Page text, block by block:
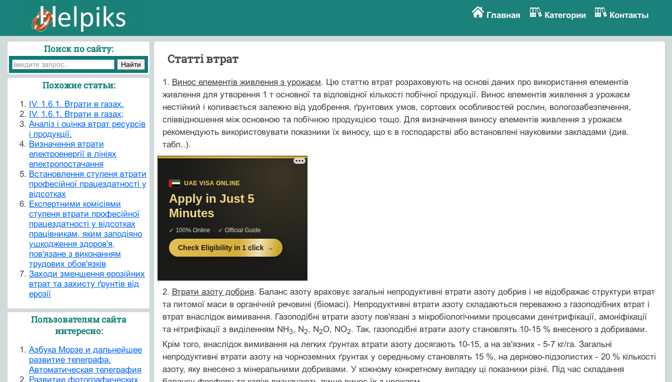
Главная Категории Контакты
Статті втрат
1. Винос елементів живлення з урожаєм. Цю статтю втрат розраховують на основі даних про використання елементів
живлення для утворення 1 т основної та відповідної кількості побічної продукції. Винос елементів живлення з урожаєм
нестійкий і коливається залежно від удобрення, ґрунтових умов, сортових особливостей рослин, вологозабезпечення,
співвідношення між основною та побічною продукцією тощо. Для визначення виносу елементів живлення з урожаєм
рекомендують використовувати показники їх виносу, що є в господарстві або встановлені науковими закладами (див.
табл..).
2. Втрати азоту добрив. Баланс азоту враховує загальні непродуктивні втрати азоту добрив і не відображає структури втрат
та питомої маси в органічній речовині (біомасі). Непродуктивні втрати азоту складаються переважно з газоподібних втрат і
втрат внаслідок вимивання. Газоподібні втрати азоту пов'язані з мікробіологічними процесами денітрифікації, амоніфікації
та нітрифікації з виділенням NН3, N2, N2О, NО2. Так, газоподібні втрати азоту становлять 10-15 % внесеного з добривами.
Крім того, внаслідок вимивання на легких ґрунтах втрати азоту досягають 10-15, а на зв'язних - 5-7 кг/га. Загальні
непродуктивні втрати азоту на чорноземних ґрунтах у середньому становлять 15 %, на дерново-підзолистих - 20 % кількості
азоту, яку внесено з мінеральними добривами. У кожному конкретному випадку ці показники різні. Під час складання
Поиск по сайту:
Похожие статьи:
IV. 1.6.1. Втрати в газах.
IV. 1.6.1. Втрати в газах;
Аналіз і оцінка втрат ресурсів
і продукції.
Визначення втрати
електроенергії в лініях
електропостачання
Встановлення ступеня втрати
професійної працездатності у
відсотках
Експертними комісіями
ступеня втрати професійної
працездатності у відсотках
працівникам, яким заподіяно
ушкодження здоров'я,
пов'язане з виконанням
трудових обов'язків
Заходи зменшення ерозійних
втрат та захисту ґрунтів від
ерозії
Пользователям сайта
интересно:
Азбука Морзе и дальнейшее
развитие телеграфа.
Автоматическая телеграфия
Развитие фотографических